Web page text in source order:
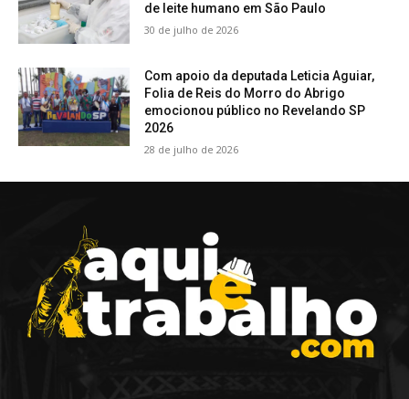
de leite humano em São Paulo
30 de julho de 2026
Com apoio da deputada Leticia Aguiar,
Folia de Reis do Morro do Abrigo
emocionou público no Revelando SP
2026
28 de julho de 2026